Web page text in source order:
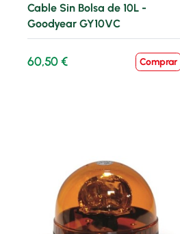
Cable Sin Bolsa de 10L -
Goodyear GY10VC
60,50 € Comprar